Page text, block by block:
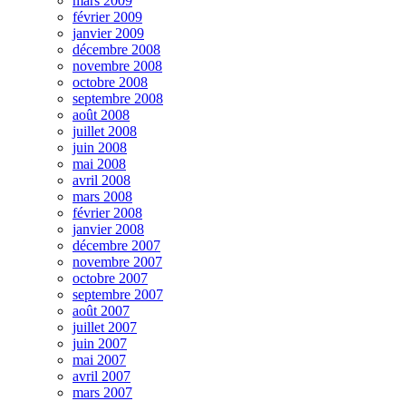
février 2009
janvier 2009
décembre 2008
novembre 2008
octobre 2008
septembre 2008
août 2008
juillet 2008
juin 2008
mai 2008
avril 2008
mars 2008
février 2008
janvier 2008
décembre 2007
novembre 2007
octobre 2007
septembre 2007
août 2007
juillet 2007
juin 2007
mai 2007
avril 2007
mars 2007